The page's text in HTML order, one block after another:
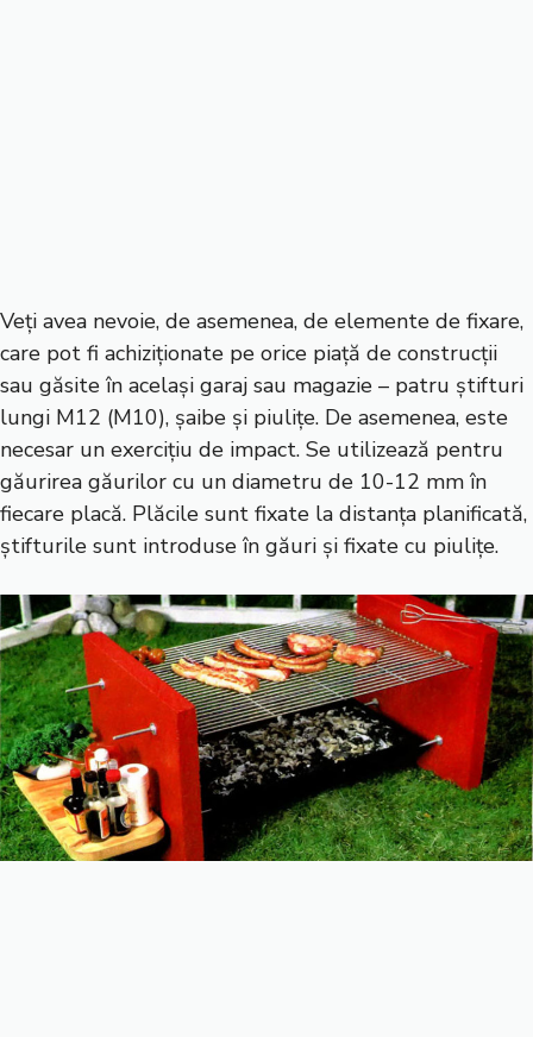
Veți avea nevoie, de asemenea, de elemente de fixare,
care pot fi achiziționate pe orice piață de construcții
sau găsite în același garaj sau magazie – patru știfturi
lungi M12 (M10), șaibe și piulițe. De asemenea, este
necesar un exercițiu de impact. Se utilizează pentru
găurirea găurilor cu un diametru de 10-12 mm în
fiecare placă. Plăcile sunt fixate la distanța planificată,
știfturile sunt introduse în găuri și fixate cu piulițe.